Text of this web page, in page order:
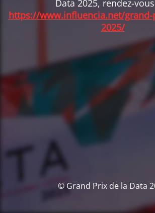
Data 2025, rendez-
https://www.influencia.net/grand-
2025/
© Grand Prix de la Data